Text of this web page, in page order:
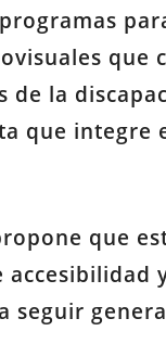
que
de la
que
que
seguir